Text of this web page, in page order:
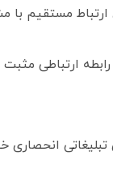
مستقیم با
ارتباطی مثبت